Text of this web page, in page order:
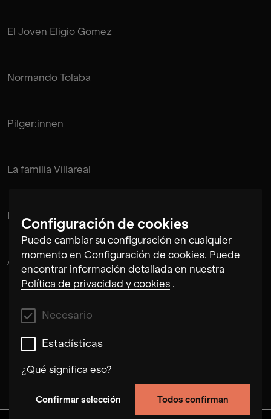
Configuración de cookies
Puede cambiar su configuración en cualquier
momento en Configuración de cookies. Puede
encontrar información detallada en nuestra
Política de privacidad y cookies .
Necesario
Estadísticas
¿Qué significa eso?
Confirmar selección Todos confirman
El Joven Eligio Gomez
Normando Tolaba
Pilger:innen
La familia Villareal
Flora
Alex Musatov